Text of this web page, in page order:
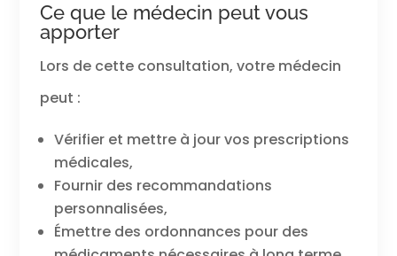
Ce que le médecin peut vous
apporter
Lors de cette consultation, votre médecin
peut :
Vérifier et mettre à jour vos prescriptions
médicales,
Fournir des recommandations
personnalisées,
Émettre des ordonnances pour des